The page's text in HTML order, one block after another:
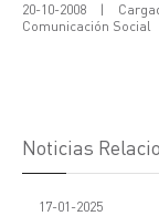
20-10-2008 |
Comunicación Social
Noticias
17-01-2025